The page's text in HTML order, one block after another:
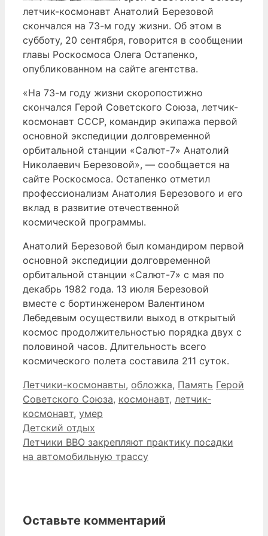
летчик-космонавт Анатолий Березовой
скончался на 73-м году жизни. Об этом в
субботу, 20 сентября, говорится в сообщении
главы Роскосмоса Олега Остапенко,
опубликованном на сайте агентства.
«На 73-м году жизни скоропостижно
скончался Герой Советского Союза, летчик-
космонавт СССР, командир экипажа первой
основной экспедиции долговременной
орбитальной станции «Салют-7» Анатолий
Николаевич Березовой», — сообщается на
сайте Роскосмоса. Остапенко отметил
профессионализм Анатолия Березового и его
вклад в развитие отечественной
космической программы.
Анатолий Березовой был командиром первой
основной экспедиции долговременной
орбитальной станции «Салют-7» с мая по
декабрь 1982 года. 13 июля Березовой
вместе с бортинженером Валентином
Лебедевым осуществили выход в открытый
космос продолжительностью порядка двух с
половиной часов. Длительность всего
космического полета составила 211 суток.
Рубрики
Летчики-космонавты, обложка, Память Метки
Герой
Советского Союза, космонавт, летчик-
космонавт, умер
Детский отдых
Летчики ВВО закрепляют практику посадки
на автомобильную трассу
Оставьте комментарий